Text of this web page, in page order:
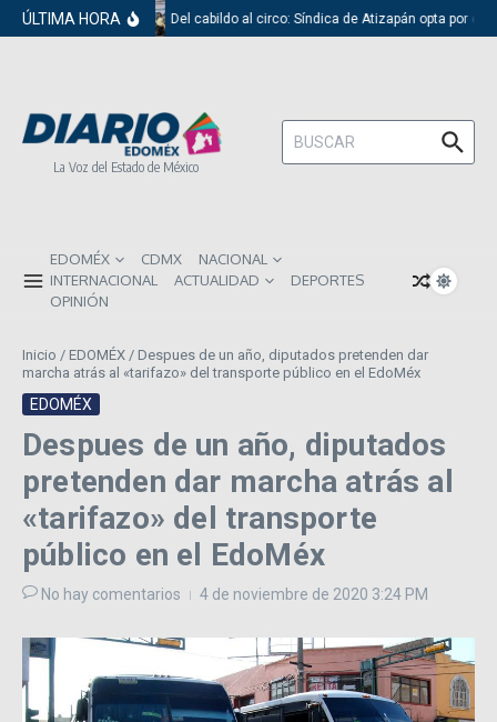
Saltar al contenido
ÚLTIMA HORA Del cabildo al circo: Síndica de Atizapán opta por el
La Voz del Estado de México
Buscar:
EDOMÉX CDMX
NACIONAL
INTERNACIONAL
ACTUALIDAD
DEPORTES
OPINIÓN
Inicio / EDOMÉX / Despues de un año, diputados pretenden dar
marcha atrás al «tarifazo» del transporte público en el EdoMéx
EDOMÉX
Despues de un año, diputados
pretenden dar marcha atrás al
«tarifazo» del transporte
público en el EdoMéx
No hay comentarios 4 de noviembre de 2020 3:24 PM